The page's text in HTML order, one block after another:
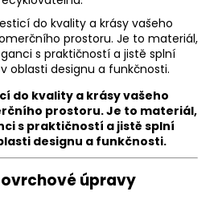
do kvality a krásy vašeho
prostoru. Je to materiál,
s praktičností a jistě splní
oblasti designu a funkčnosti.
do kvality a krásy vašeho
prostoru. Je to materiál,
s praktičností a jistě splní
designu a funkčnosti.
úpravy